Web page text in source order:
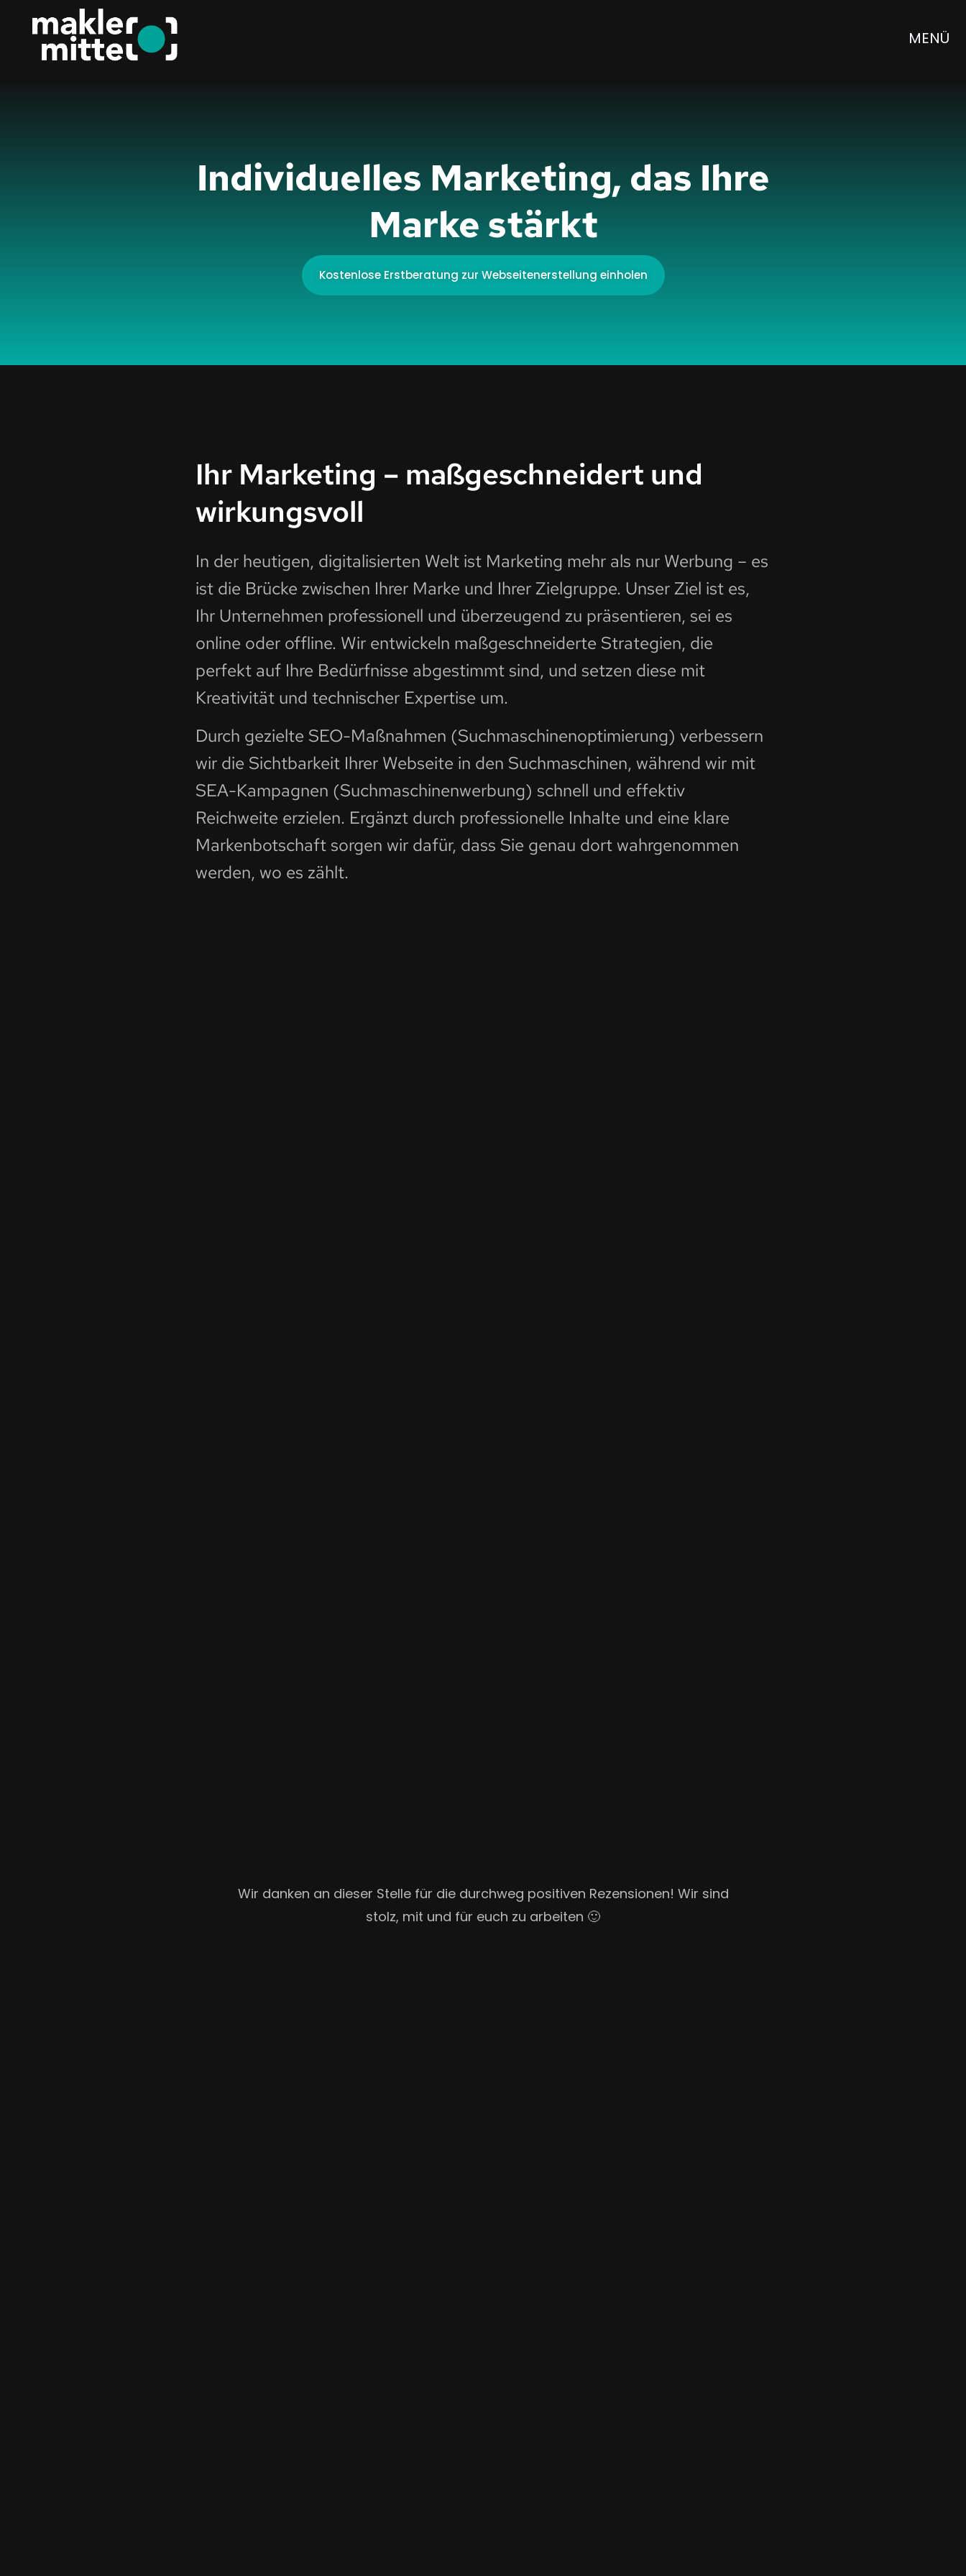
MENÜ
Individuelles Marketing, das Ihre
Marke stärkt
Kostenlose Erstberatung zur Webseitenerstellung einholen
Ihr Marketing – maßgeschneidert und
wirkungsvoll
In der heutigen, digitalisierten Welt ist Marketing mehr als nur Werbung – es
ist die Brücke zwischen Ihrer Marke und Ihrer Zielgruppe. Unser Ziel ist es,
Ihr Unternehmen professionell und überzeugend zu präsentieren, sei es
online oder offline. Wir entwickeln maßgeschneiderte Strategien, die
perfekt auf Ihre Bedürfnisse abgestimmt sind, und setzen diese mit
Kreativität und technischer Expertise um.
Durch gezielte SEO-Maßnahmen (Suchmaschinenoptimierung) verbessern
wir die Sichtbarkeit Ihrer Webseite in den Suchmaschinen, während wir mit
SEA-Kampagnen (Suchmaschinenwerbung) schnell und effektiv
Reichweite erzielen. Ergänzt durch professionelle Inhalte und eine klare
Markenbotschaft sorgen wir dafür, dass Sie genau dort wahrgenommen
werden, wo es zählt.
Wir danken an dieser Stelle für die durchweg positiven Rezensionen! Wir sind
stolz, mit und für euch zu arbeiten 🙂